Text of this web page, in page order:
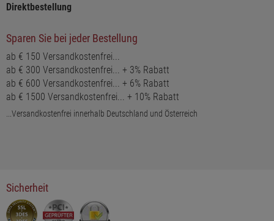
Direktbestellung
Sparen Sie bei jeder Bestellung
ab € 150 Versandkostenfrei...
ab € 300 Versandkostenfrei... + 3% Rabatt
ab € 600 Versandkostenfrei... + 6% Rabatt
ab € 1500 Versandkostenfrei... + 10% Rabatt
...Versandkostenfrei innerhalb Deutschland und Österreich
Sicherheit